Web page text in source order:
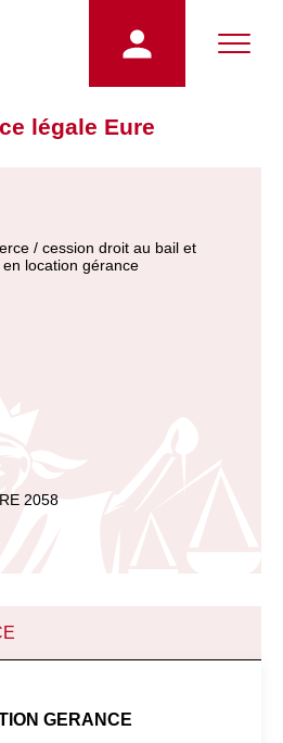
légale Eure
/ cession droit au bail et
location gérance
2058
GERANCE